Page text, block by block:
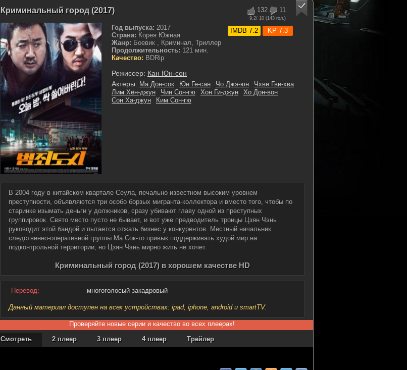
132 11
9.2/ 10 (143 гол.)
IMDB 7.2 KP 7.3
Криминальный город (2017)
Год выпуска: 2017
Страна: Корея Южная
Жанр: Боевик , Криминал, Триллер
Продолжительность: 121 мин.
Качество: BDRip
Режиссер: Кан Юн-сон
Актеры: Ма Дон-сок Юн Ге-сан Чо Джэ-юн
Чхве Гви-хва
Лим Хён-джун
Чин Сон-гю Хон Ги-джун
Хо Дон-вон
Сон Ха-джун
Ким Сон-гю
В 2004 году в китайском квартале Сеула, печально известном высоким уровнем
преступности, объявляются три особо борзых мигранта-коллектора и вместо того, чтобы по
старинке изымать деньги у должников, сразу убивают главу одной из преступных
группировок. Свято место пусто не бывает, и вот уже предводитель троицы Цзян Чэнь
руководит этой бандой и пытается отжать бизнес у конкурентов. Местный начальник
следственно-оперативной группы Ма Сок-то привык поддерживать худой мир на
подконтрольной территории, но Цзян Чэнь мирно жить не хочет.
Криминальный город (2017) в хорошем качестве HD
Перевод: многоголосый закадровый
Данный материал доступен на всех устройствах: ipad, iphone, android и smartTV.
Проверяйте новые серии и качество во всех плеерах!
Смотреть
2 плеер 3 плеер 4 плеер Трейлер